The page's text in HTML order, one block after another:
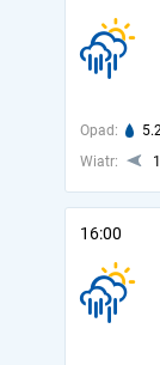
Opad:
Wiatr:
16:00